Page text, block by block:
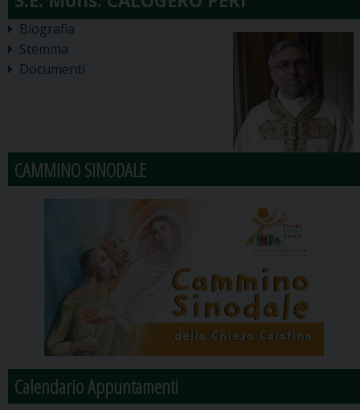
Biografia
Stemma
Documenti
CAMMINO SINODALE
Calendario Appuntamenti